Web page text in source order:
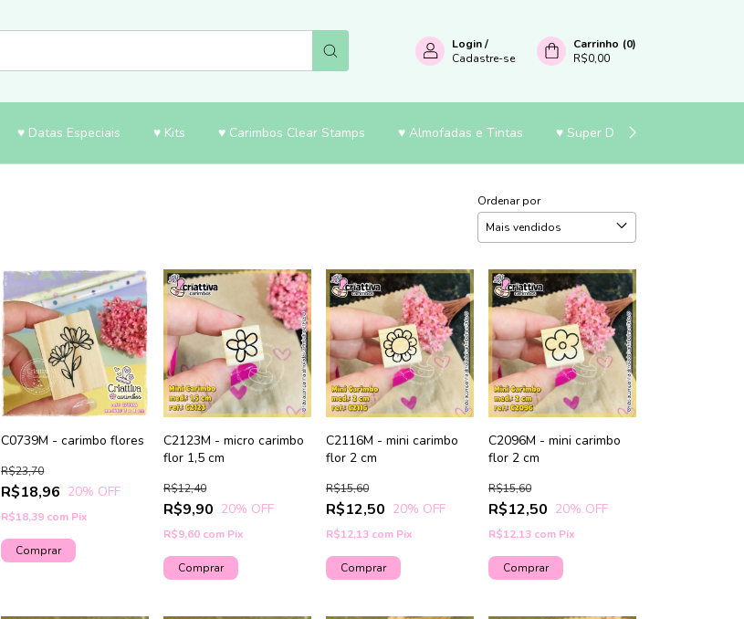
Login/
Cadastre-se
Carrinho (0)
R$0,00
♥ Datas Especiais ♥ Kits ♥ Carimbos Clear Stamps ♥ Almofadas e Tintas ♥ Super Desconto
Ordenar por
C0739M - carimbo flores
R$18,96
R$23,70
20% OFF
R$18,39 com Pix
C2123M - micro carimbo
flor 1,5 cm
R$9,90
R$12,40
20% OFF
R$9,60 com Pix
C2116M - mini carimbo
flor 2 cm
R$12,50
R$15,60
20% OFF
R$12,13 com Pix
C2096M - mini carimbo
flor 2 cm
R$12,50
R$15,60
20% OFF
R$12,13 com Pix